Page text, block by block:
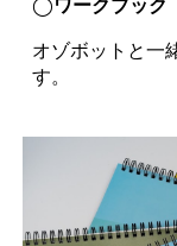
オゾボットと一
す。